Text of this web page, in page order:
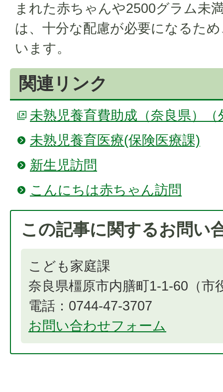
まれた赤ちゃんや2500グラム未
は、十分な配慮が必要になるた
います。
関連リンク
未熟児養育費助成（奈良県）
未熟児養育医療(保険医療課)
新生児訪問
こんにちは赤ちゃん訪問
この記事に関するお問い
こども家庭課
奈良県橿原市内膳町1-1-60（市
電話：0744-47-3707
お問い合わせフォーム